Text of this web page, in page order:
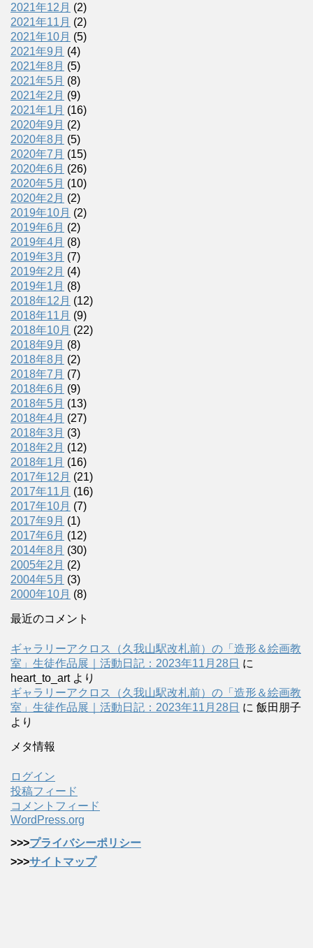
2021年12月 (2)
2021年11月 (2)
2021年10月 (5)
2021年9月 (4)
2021年8月 (5)
2021年5月 (8)
2021年2月 (9)
2021年1月 (16)
2020年9月 (2)
2020年8月 (5)
2020年7月 (15)
2020年6月 (26)
2020年5月 (10)
2020年2月 (2)
2019年10月 (2)
2019年6月 (2)
2019年4月 (8)
2019年3月 (7)
2019年2月 (4)
2019年1月 (8)
2018年12月 (12)
2018年11月 (9)
2018年10月 (22)
2018年9月 (8)
2018年8月 (2)
2018年7月 (7)
2018年6月 (9)
2018年5月 (13)
2018年4月 (27)
2018年3月 (3)
2018年2月 (12)
2018年1月 (16)
2017年12月 (21)
2017年11月 (16)
2017年10月 (7)
2017年9月 (1)
2017年6月 (12)
2014年8月 (30)
2005年2月 (2)
2004年5月 (3)
2000年10月 (8)
最近のコメント
ギャラリーアクロス（久我山駅改札前）の「造形＆絵画教
室」生徒作品展｜活動日記：2023年11月28日 に
heart_to_artより
ギャラリーアクロス（久我山駅改札前）の「造形＆絵画教
室」生徒作品展｜活動日記：2023年11月28日 に 飯田朋子
より
メタ情報
ログイン
投稿フィード
コメントフィード
WordPress.org
>>>プライバシーポリシー
>>>サイトマップ